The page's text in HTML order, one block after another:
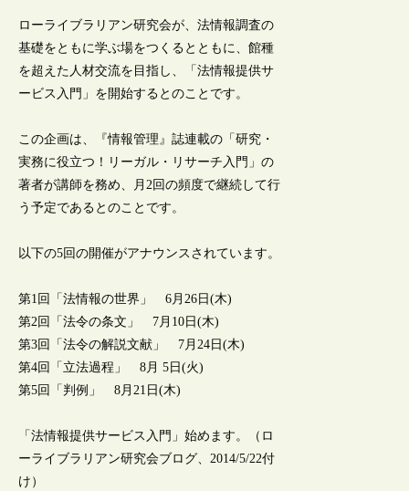
ローライブラリアン研究会が、法情報調査の
基礎をともに学ぶ場をつくるとともに、館種
を超えた人材交流を目指し、「法情報提供サ
ービス入門」を開始するとのことです。
この企画は、『情報管理』誌連載の「研究・
実務に役立つ！リーガル・リサーチ入門」の
著者が講師を務め、月2回の頻度で継続して行
う予定であるとのことです。
以下の5回の開催がアナウンスされています。
第1回「法情報の世界」 6月26日(木)
第2回「法令の条文」 7月10日(木)
第3回「法令の解説文献」 7月24日(木)
第4回「立法過程」 8月 5日(火)
第5回「判例」 8月21日(木)
「法情報提供サービス入門」始めます。（ロ
ーライブラリアン研究会ブログ、2014/5/22付
け）